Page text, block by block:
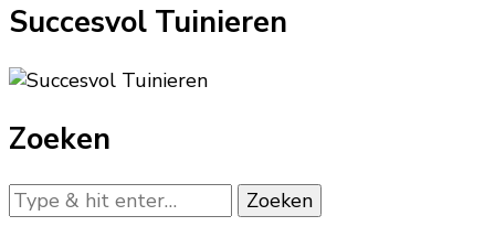
Succesvol Tuinieren
Zoeken
Op
zoek